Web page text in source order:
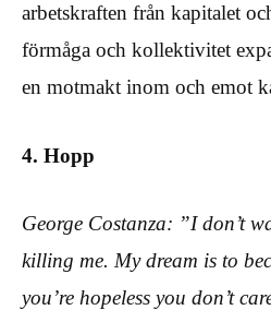
arbetskraften från kapitalet
förmåga och kollektivitet
en motmakt inom och emot
4. Hopp
George Costanza: ”I don’t
killing me. My dream is to
you’re hopeless you don’t